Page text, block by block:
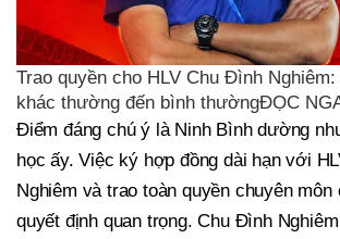
Trao quyền cho HLV Chu Đình
khác thường đến bình thườngĐỌC
Điểm đáng chú ý là Ninh Bình dường
học ấy. Việc ký hợp đồng dài hạn với
Nghiêm và trao toàn quyền chuyên môn
quyết định quan trọng. Chu Đình